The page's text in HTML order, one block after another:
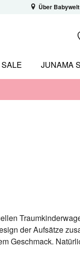
Über
SALE JUNAMA
der Aufsätze
Geschmack.